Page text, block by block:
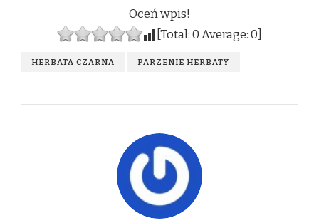
Oceń wpis!
[Total:0Average:0]
HERBATA CZARNA PARZENIE HERBATY